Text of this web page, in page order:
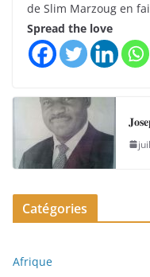
de Slim Marzoug en
Spread the love
Catégories
Afrique